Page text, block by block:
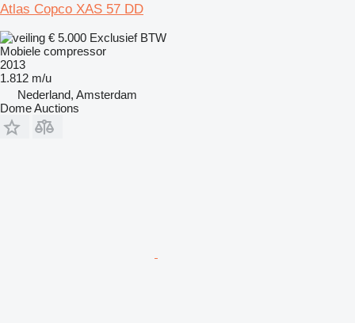
Atlas Copco XAS 57 DD
€ 5.000 Exclusief BTW
Mobiele compressor
2013
1.812 m/u
Nederland, Amsterdam
Dome Auctions